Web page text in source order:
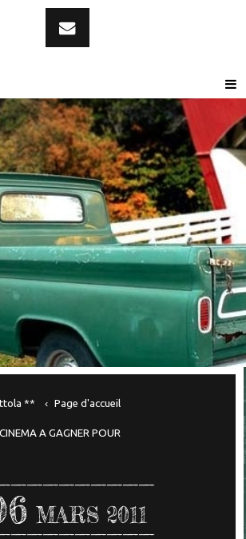
** Page d'accueil
A GAGNER POUR
MARS 2011